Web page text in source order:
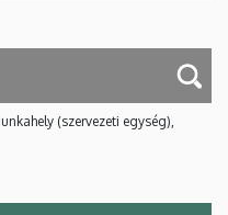
(szervezeti egység),